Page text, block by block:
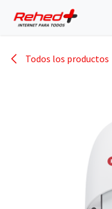
Todos los productos